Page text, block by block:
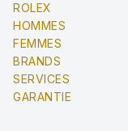
ROLEX
HOMMES
FEMMES
BRANDS
SERVICES
GARANTIE